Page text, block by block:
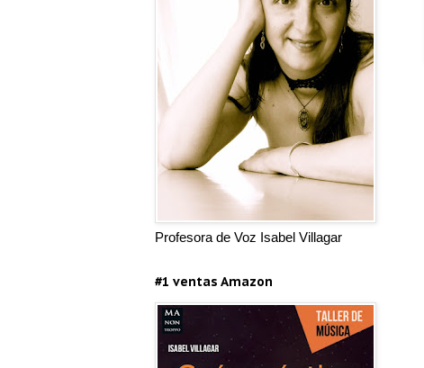
Profesora de Voz Isabel Villagar
#1 ventas Amazon